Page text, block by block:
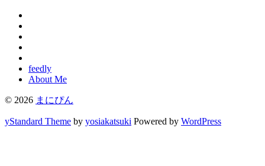
feedly
About Me
© 2026 まにぴん
yStandard Theme by yosiakatsuki Powered by WordPress